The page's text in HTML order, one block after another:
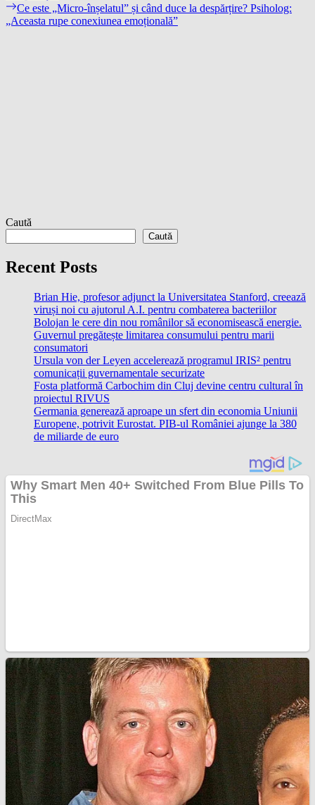
articole
Next
post:
Ce este „Micro-înșelatul” și când duce la despărțire? Psiholog:
„Aceasta rupe conexiunea emoțională”
Caută
Caută
Recent Posts
Brian Hie, profesor adjunct la Universitatea Stanford, creează
viruși noi cu ajutorul A.I. pentru combaterea bacteriilor
Bolojan le cere din nou românilor să economisească energie.
Guvernul pregătește limitarea consumului pentru marii
consumatori
Ursula von der Leyen accelerează programul IRIS² pentru
comunicații guvernamentale securizate
Fosta platformă Carbochim din Cluj devine centru cultural în
proiectul RIVUS
Germania generează aproape un sfert din economia Uniunii
Europene, potrivit Eurostat. PIB-ul României ajunge la 380
de miliarde de euro